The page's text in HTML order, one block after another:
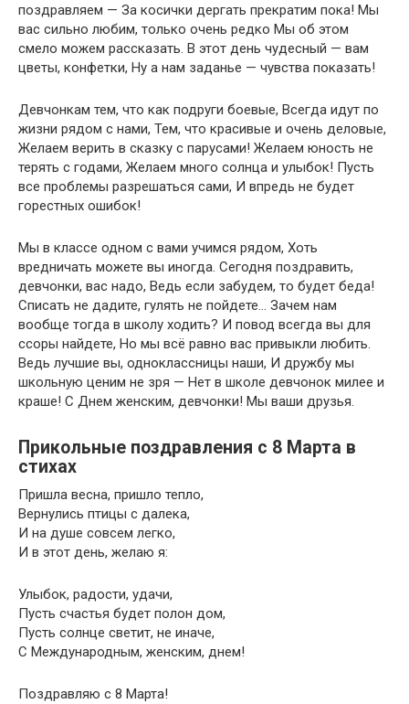
поздравляем — За косички дергать прекратим пока! Мы
вас сильно любим, только очень редко Мы об этом
смело можем рассказать. В этот день чудесный — вам
цветы, конфетки, Ну а нам заданье — чувства показать!
Девчонкам тем, что как подруги боевые, Всегда идут по
жизни рядом с нами, Тем, что красивые и очень деловые,
Желаем верить в сказку с парусами! Желаем юность не
терять с годами, Желаем много солнца и улыбок! Пусть
все проблемы разрешаться сами, И впредь не будет
горестных ошибок!
Мы в классе одном с вами учимся рядом, Хоть
вредничать можете вы иногда. Сегодня поздравить,
девчонки, вас надо, Ведь если забудем, то будет беда!
Списать не дадите, гулять не пойдете… Зачем нам
вообще тогда в школу ходить? И повод всегда вы для
ссоры найдете, Но мы всё равно вас привыкли любить.
Ведь лучшие вы, одноклассницы наши, И дружбу мы
школьную ценим не зря — Нет в школе девчонок милее и
краше! С Днем женским, девчонки! Мы ваши друзья.
Прикольные поздравления с 8 Марта в
стихах
Пришла весна, пришло тепло,
Вернулись птицы с далека,
И на душе совсем легко,
И в этот день, желаю я:
Улыбок, радости, удачи,
Пусть счастья будет полон дом,
Пусть солнце светит, не иначе,
С Международным, женским, днем!
Поздравляю с 8 Марта!